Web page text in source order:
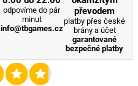
odpovíme do pár
minut
info@tbgames.cz
převodem
platby přes české
brány a účet
garantované
bezpečné platby